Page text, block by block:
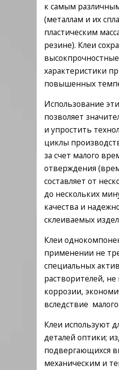
к самым
(металлам и их
пластическим
резине). Клеи
высокпрочностные
характеристики
повышенных
Использование
позволяет
и упростить
циклы
за счет малого
отверждения
составляет от
до нескольких
качества и
склеиваемых
Клеи
применении не
специальных
растворителей,
коррозии,
вследствие малого
Клеи используют
деталей оптики;
подвергающихся
механическим и